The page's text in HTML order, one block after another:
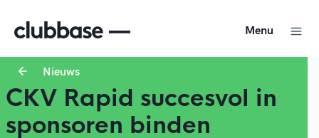
Menu
Nieuws
CKV Rapid succesvol in
sponsoren binden